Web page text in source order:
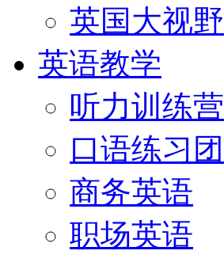
英国大视野
英语教学
听力训练营
口语练习团
商务英语
职场英语